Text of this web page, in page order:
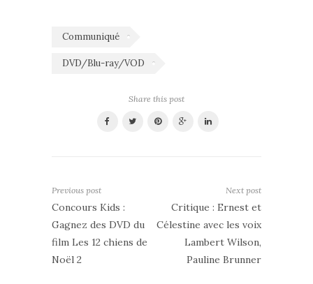
Communiqué
DVD/Blu-ray/VOD
Share this post
Previous post
Concours Kids :
Gagnez des DVD du
film Les 12 chiens de
Noël 2
Next post
Critique : Ernest et
Célestine avec les voix
Lambert Wilson,
Pauline Brunner